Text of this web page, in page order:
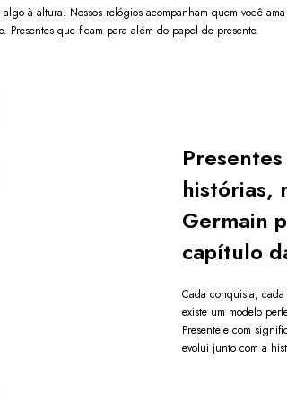
Por que
para
ACaixa de
perfeita para
uma
presentear
Detalhes
à altura. Nossos relógios acompanham quem você
Presentes que ficam para além do papel de presente.
histórias,
Germain
capítulo
Cada conquista,
existe um modelo
Presenteie com
evolui junto com a